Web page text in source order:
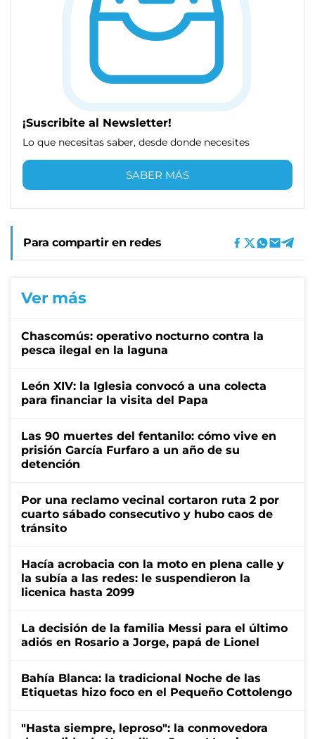
¡Suscribite al Newsletter!
Lo que necesitas saber, desde donde necesites
SABER MÁS
Para compartir en redes
Ver más
Chascomús: operativo nocturno contra la
pesca ilegal en la laguna
León XIV: la Iglesia convocó a una colecta
para financiar la visita del Papa
Las 90 muertes del fentanilo: cómo vive en
prisión García Furfaro a un año de su
detención
Por una reclamo vecinal cortaron ruta 2 por
cuarto sábado consecutivo y hubo caos de
tránsito
Hacía acrobacia con la moto en plena calle y
la subía a las redes: le suspendieron la
licenica hasta 2099
La decisión de la familia Messi para el último
adiós en Rosario a Jorge, papá de Lionel
Bahía Blanca: la tradicional Noche de las
Etiquetas hizo foco en el Pequeño Cottolengo
"Hasta siempre, leproso": la conmovedora